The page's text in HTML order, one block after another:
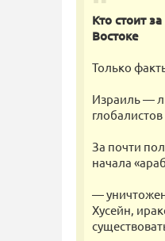
Кто стоит
Востоке
Только
Израиль —
За почти
начала
—
Хусейн,